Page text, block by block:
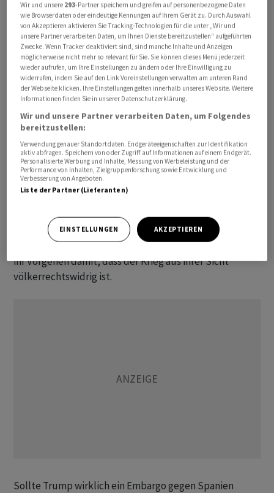
EU-Ratspräsident António Costa teilte nach einem
Gespräch mit dem spanischen Regierungschef Pedro
Sánchez mit, die EU werde sicherstellen, dass die
Interessen ihrer Mitgliedstaaten vollumfänglich
geschützt würden. Man bekräftige das
unerschütterliche Engagement für die Prinzipien des
überall auf der Welt.
Trump hatte am Dienstag bei einem Pressetermin zum
Besuch von Bundeskanzler Friedrich Merz im Weissen
Haus gesagt: «Wir werden jeglichen Handel mit Spanien
Er begründete den Schritt damit, dass Spanien den USA
untersagt habe, Militärstützpunkte für den Krieg gegen
den Iran zu nutzen. Die Regierung in Madrid begründet
ihr Vorgehen damit, dass der Krieg aus ihrer Sicht
völkerrechtswidrig ist.
Sollte Trump wirklich ein Embargo gegen Spanien
Wir und unsere 293-Partner speichern und greifen auf personenbezogene Daten
wie Browserdaten oder eindeutige Kennungen auf Ihrem Gerät zu. Durch Auswahl
von Akzeptieren aktivieren Sie Tracking-Technologien für die unter „Wir und
unsere Partner verarbeiten Daten, um Ihnen Dienste bereitzustellen“ aufgeführten
Zwecke. Wenn Tracker deaktiviert sind, sind manche Inhalte und Anzeigen
möglicherweise nicht mehr so relevant für Sie. Sie können dieses Menü jederzeit
wieder aufrufen, um Ihre Einstellungen zu ändern oder Ihre Einwilligung zu
widerrufen, indem Sie auf den Link Voreinstellungen verwalten am unteren Rand
der Webseite klicken. Ihre Einstellungen gelten innerhalb unseres Website. Weitere
Informationen finden Sie in unserer Datenschutzerklärung.
Wir und unsere Partner verarbeiten Daten, um Folgendes
bereitzustellen:
Verwendung genauer Standortdaten. Endgeräteeigenschaften zur Identifikation
aktiv abfragen. Speichern von oder Zugriff auf Informationen auf einem Endgerät.
Personalisierte Werbung und Inhalte, Messung von Werbeleistung und der
Performance von Inhalten, Zielgruppenforschung sowie Entwicklung und
Verbesserung von Angeboten.
Liste der Partner (Lieferanten)
EINSTELLUNGEN AKZEPTIEREN